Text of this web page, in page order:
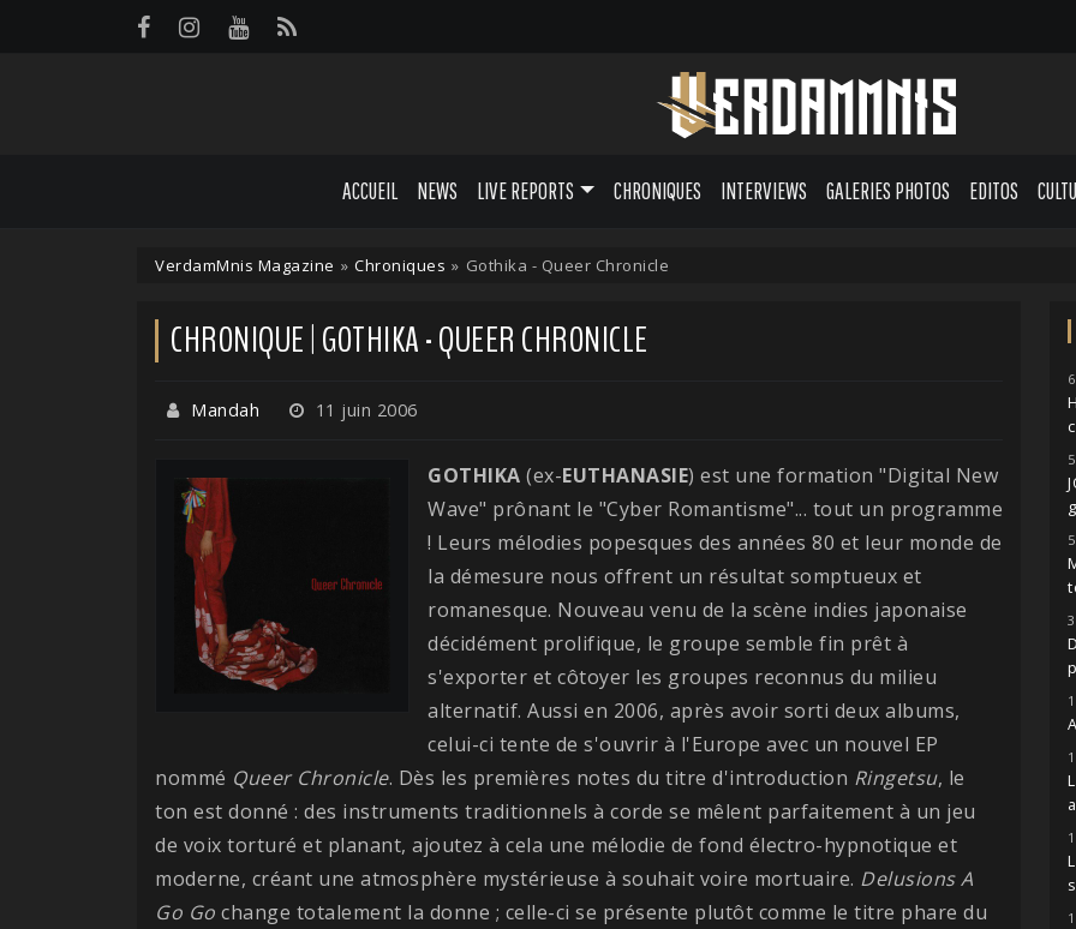
ACCUEIL NEWS LIVE REPORTS CHRONIQUES INTERVIEWS GALERIES PHOTOS EDITOS
VerdamMnis Magazine » Chroniques » Gothika - Queer Chronicle
CHRONIQUE | GOTHIKA - QUEER CHRONICLE
Mandah 11 juin 2006
GOTHIKA (ex-EUTHANASIE) est une formation "Digital New
Wave" prônant le "Cyber Romantisme"... tout un programme
! Leurs mélodies popesques des années 80 et leur monde de
la démesure nous offrent un résultat somptueux et
romanesque. Nouveau venu de la scène indies japonaise
décidément prolifique, le groupe semble fin prêt à
s'exporter et côtoyer les groupes reconnus du milieu
alternatif. Aussi en 2006, après avoir sorti deux albums,
celui-ci tente de s'ouvrir à l'Europe avec un nouvel EP
nommé Queer Chronicle. Dès les premières notes du titre d'introduction Ringetsu, le
ton est donné : des instruments traditionnels à corde se mêlent parfaitement à un jeu
de voix torturé et planant, ajoutez à cela une mélodie de fond électro-hypnotique et
moderne, créant une atmosphère mystérieuse à souhait voire mortuaire. Delusions A
Go Go change totalement la donne ; celle-ci se présente plutôt comme le titre phare du
Panneau de gestion des cookies